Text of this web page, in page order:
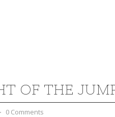
OF THE
⋅ 0 Comments